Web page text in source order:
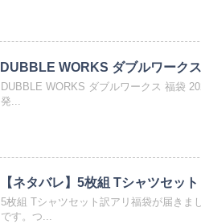
DUBBLE WORKS ダブルワーク
DUBBLE WORKS ダブルワークス 福袋
発...
【ネタバレ】5枚組 Tシャツセッ
5枚組 Tシャツセット訳アリ福袋が届きま
です。つ...